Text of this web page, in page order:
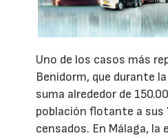
Uno de los casos más
Benidorm, que durante
suma alrededor de
población flotante a
censados. En Málaga, la